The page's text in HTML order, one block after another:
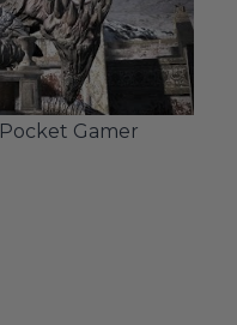
Pocket Gamer